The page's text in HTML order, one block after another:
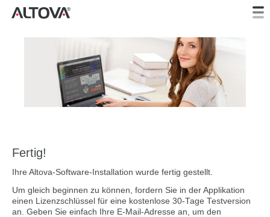
Fertig!
Ihre Altova-Software-Installation wurde fertig gestellt.
Um gleich beginnen zu können, fordern Sie in der Applikation
einen Lizenzschlüssel für eine kostenlose 30-Tage Testversion
an. Geben Sie einfach Ihre E-Mail-Adresse an, um den